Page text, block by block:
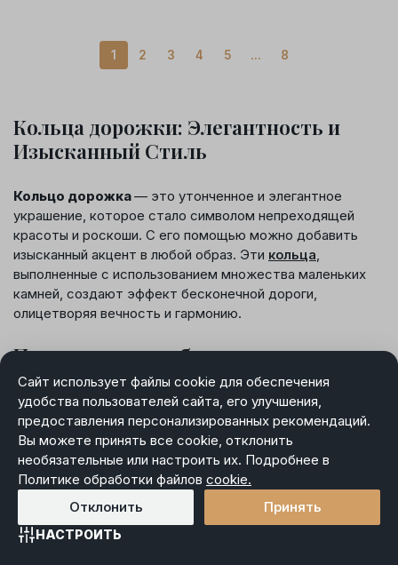
1 2 3 4 5 ... 8
Кольца дорожки: Элегантность и
Изысканный Стиль
Кольцо дорожка— это утонченное и элегантное
украшение, которое стало символом непреходящей
красоты и роскоши. С его помощью можно добавить
изысканный акцент в любой образ. Эти кольца,
выполненные с использованием множества маленьких
камней, создают эффект бесконечной дороги,
олицетворяя вечность и гармонию.
Почему стоит выбрать кольцо
дорожку?
Кольцо дорожка привлекает внимание своей простотой
и в то же время элегантностью. Это украшение
идеально подходит для любых торжественных событий,
подчеркивая вашу индивидуальность. Кольцо дорожка
будет прекрасным выбором как для ежедневного
ношения, так и для особых случаев, когда хочется
добавить в образ особую нотку изысканности.
Сайт использует файлы cookie для обеспечения
удобства пользователей сайта, его улучшения,
предоставления персонализированных рекомендаций.
Вы можете принять все cookie, отклонить
необязательные или настроить их. Подробнее в
Политике обработки файлов cookie.
НАСТРОИТЬ
Отклонить Принять